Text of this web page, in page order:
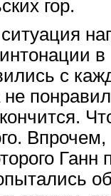
гор.
с